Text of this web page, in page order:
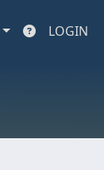
LOGIN